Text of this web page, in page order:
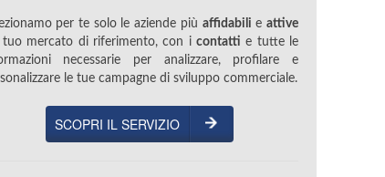
per te solo le aziende più affidabili e attive
tuo mercato di riferimento, con icontatti e tutte le
necessarie per analizzare, profilare e
le tue campagne di sviluppo commerciale.
SCOPRI IL SERVIZIO